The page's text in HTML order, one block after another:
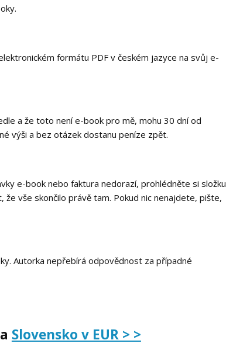
formátu PDF v českém jazyce na svůj e-
a že toto není e-book pro mě, mohu 30 dní od
výši a bez otázek dostanu peníze zpět.
e-book nebo faktura nedorazí, prohlédněte si složku
vše skončilo právě tam. Pokud nic nenajdete, pište,
Autorka nepřebírá odpovědnost za případné
Slovensko v EUR > >